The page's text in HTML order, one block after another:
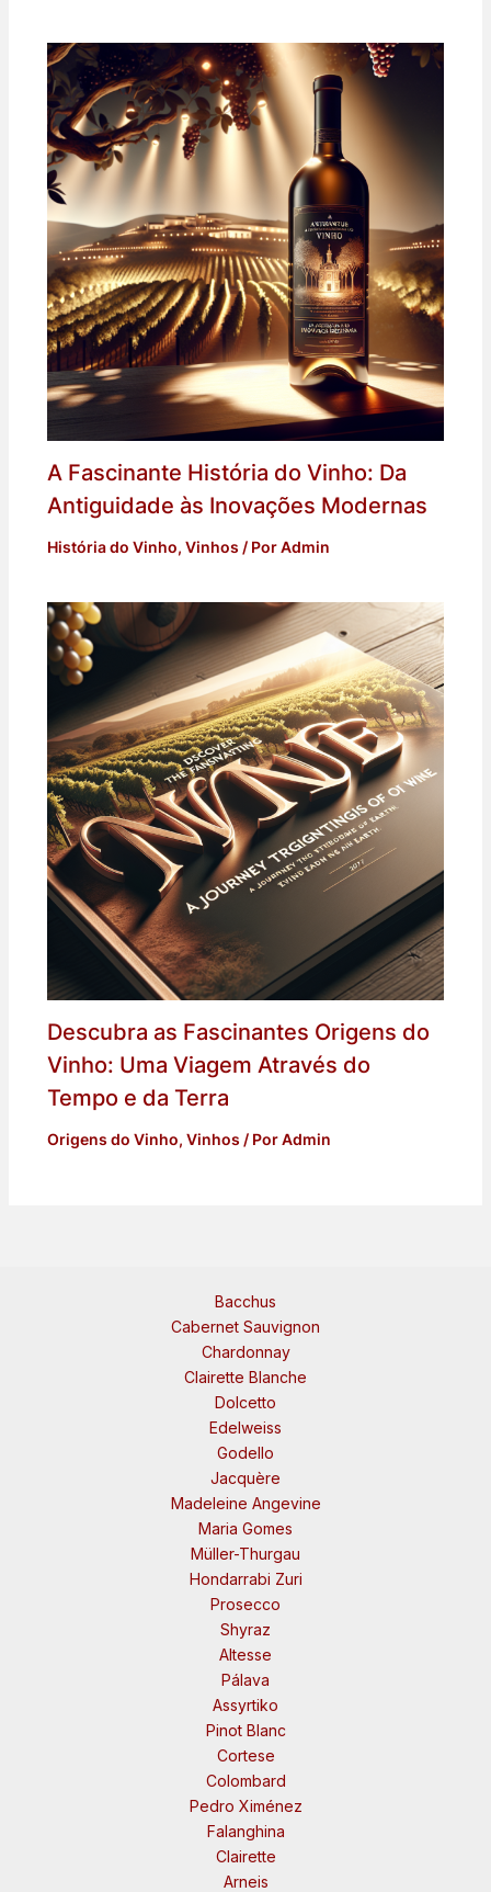
A Fascinante História do Vinho: Da
Antiguidade às Inovações Modernas
História do Vinho, Vinhos / PorAdmin
Descubra as Fascinantes Origens do
Vinho: Uma Viagem Através do
Tempo e da Terra
Origens do Vinho, Vinhos / PorAdmin
Bacchus
Cabernet Sauvignon
Chardonnay
Clairette Blanche
Dolcetto
Edelweiss
Godello
Jacquère
Madeleine Angevine
Maria Gomes
Müller-Thurgau
Hondarrabi Zuri
Prosecco
Shyraz
Altesse
Pálava
Assyrtiko
Pinot Blanc
Cortese
Colombard
Pedro Ximénez
Falanghina
Clairette
Arneis